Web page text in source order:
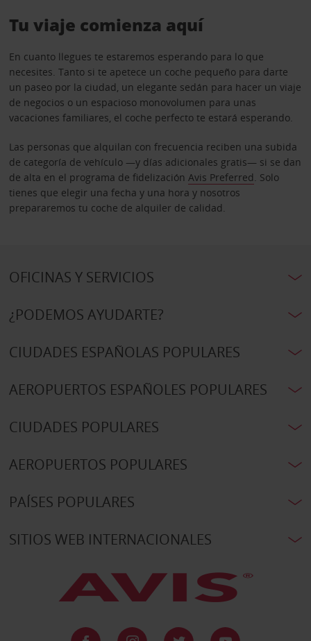
Tu viaje comienza aquí
En cuanto llegues te estaremos esperando para lo que
necesites. Tanto si te apetece un coche pequeño para darte
un paseo por la ciudad, un elegante sedán para hacer un viaje
de negocios o un espacioso monovolumen para unas
vacaciones familiares, el coche perfecto te estará esperando.
Las personas que alquilan con frecuencia reciben una subida
de categoría de vehículo —y días adicionales gratis— si se dan
de alta en el programa de fidelización Avis Preferred. Solo
tienes que elegir una fecha y una hora y nosotros
prepararemos tu coche de alquiler de calidad.
OFICINAS Y SERVICIOS
¿PODEMOS AYUDARTE?
CIUDADES ESPAÑOLAS POPULARES
AEROPUERTOS ESPAÑOLES POPULARES
CIUDADES POPULARES
AEROPUERTOS POPULARES
PAÍSES POPULARES
SITIOS WEB INTERNACIONALES